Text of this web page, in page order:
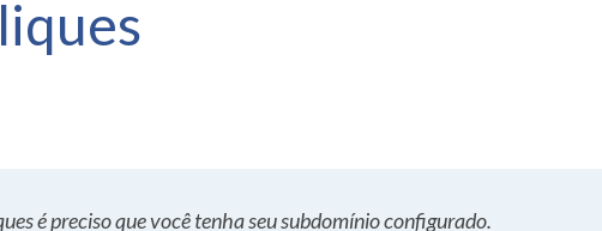
é preciso que você tenha seu subdomínio configurado.